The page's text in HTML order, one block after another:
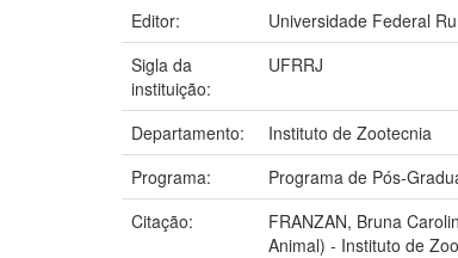
Editor:
Universidade Federal
Sigla da
instituição:
UFRRJ
Departamento:
Instituto de Zootecnia
Programa:
Programa de Pós-
Citação:
FRANZAN, Bruna
Animal) - Instituto de